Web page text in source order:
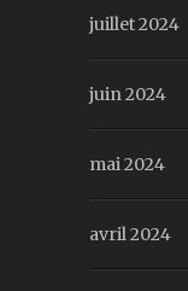
juillet 2024
juin 2024
mai 2024
avril 2024